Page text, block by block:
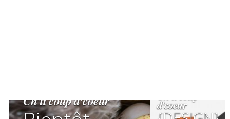
Ch'ti coup d'coeur Ch'ti coup
d'coeur